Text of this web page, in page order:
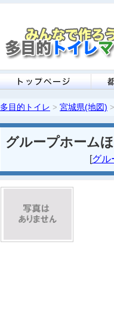
多目的トイレ > 宮城県(地図) >
グループホーム
[グル